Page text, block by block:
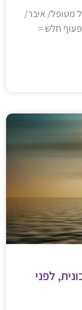
מטופל/ איבר/
חלש =
לפני